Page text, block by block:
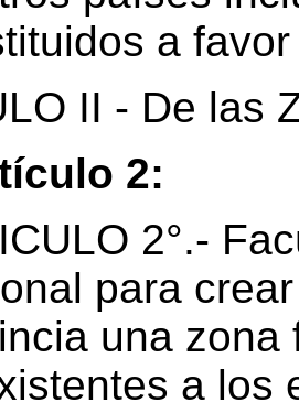
a
II - De las
2:
2°.-
para
una
a los